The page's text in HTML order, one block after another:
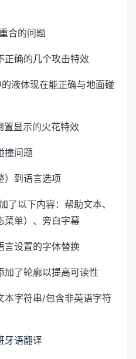
合的问题
正确的几个攻击特效
液体现在能正确与地面碰
置显示的火花特效
撞问题
）到语言选项
了以下内容：帮助文本、
菜单）、旁白字幕
言设置的字体替换
加了轮廓以提高可读性
本字符串/包含非英语字符
牙语翻译